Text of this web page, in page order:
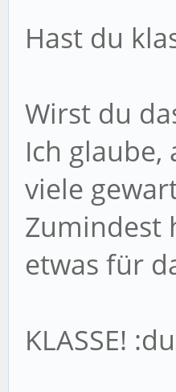
Hast du
Wirst du
Ich glaube,
viele
Zumindest
etwas für
KLASSE!